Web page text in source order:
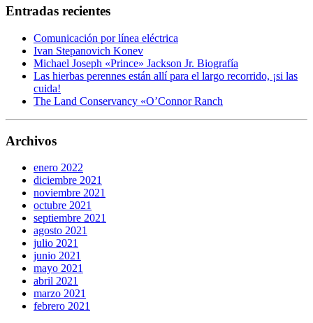
Entradas recientes
Comunicación por línea eléctrica
Ivan Stepanovich Konev
Michael Joseph «Prince» Jackson Jr. Biografía
Las hierbas perennes están allí para el largo recorrido, ¡si las
cuida!
The Land Conservancy «O’Connor Ranch
Archivos
enero 2022
diciembre 2021
noviembre 2021
octubre 2021
septiembre 2021
agosto 2021
julio 2021
junio 2021
mayo 2021
abril 2021
marzo 2021
febrero 2021